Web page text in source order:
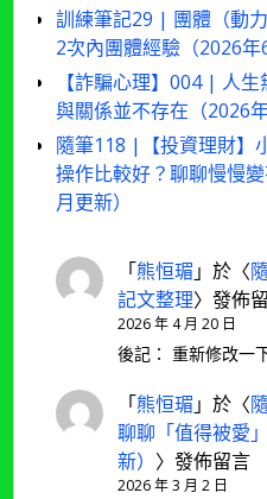
訓練筆記29 | 團體（動
2次內團體經驗（2026年
【詐騙心理】004 | 人
與關係並不存在（2026
隨筆118 |【投資理財】
操作比較好？聊聊慢慢
月更新）
「熊恒瑂 」於〈
記文整理〉發佈
2026 年 4 月 20 日
後記： 重新修改一
「熊恒瑂 」於〈
聊聊「值得被愛
新） 〉發佈留言
2026 年 3 月 2 日